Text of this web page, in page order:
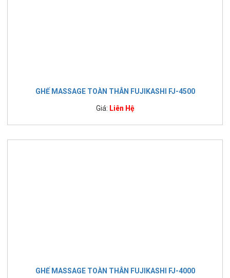
GHẾ MASSAGE TOÀN THÂN FUJIKASHI FJ-4500
Giá: Liên Hệ
GHẾ MASSAGE TOÀN THÂN FUJIKASHI FJ-4000